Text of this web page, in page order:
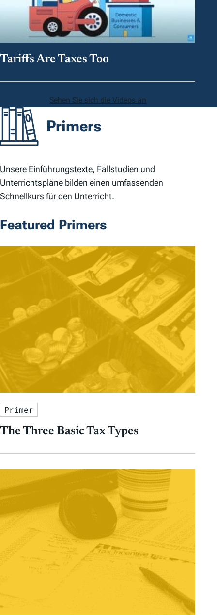
Tariffs Are Taxes Too
Sehen Sie sich die Videos an
Primers
Unsere Einführungstexte, Fallstudien und
Unterrichtspläne bilden einen umfassenden
Schnellkurs für den Unterricht.
Featured Primers
Primer
The Three Basic Tax Types